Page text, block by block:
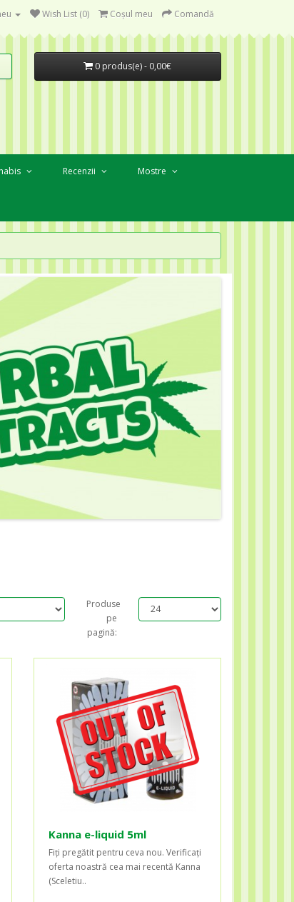
Wish List (0) Coşul meu Comandă
0 produs(e) - 0,00€
Recenzii Mostre
Produse
pe
pagină:
Kanna e-liquid 5ml
Fiți pregătit pentru ceva nou. Verificați
oferta noastră cea mai recentă Kanna
(Sceletiu..